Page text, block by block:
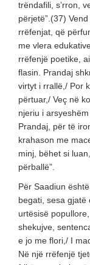
trëndafili, s’rron,
përjetë”.(37)
rrëfenjat, që
me vlera
rrëfenjë poetike,
flasin. Prandaj
virtyt i rrallë,/ Por
përtuar,/ Veç në
njeriu i
Prandaj, për të
krahason me
minj, bëhet si
përballë”.
Për Saadiun
begati, sesa gjatë
urtësisë
shekujve,
e jo me flori,/ I
Në një rrëfenjë